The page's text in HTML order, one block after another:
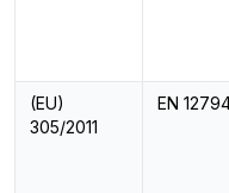
(EU)
305/2011
EN